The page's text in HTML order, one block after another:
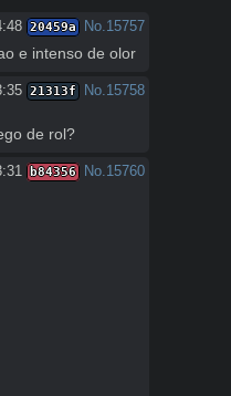
20459a No.15757
e intenso de olor
21313f No.15758
de rol?
b84356 No.15760